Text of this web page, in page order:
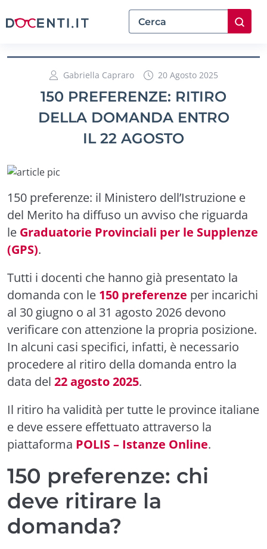
Gabriella Capraro 20 Agosto 2025
150 PREFERENZE: RITIRO
DELLA DOMANDA ENTRO
IL 22 AGOSTO
150 preferenze: il Ministero dell’Istruzione e
del Merito ha diffuso un avviso che riguarda
le Graduatorie Provinciali per le Supplenze
(GPS).
Tutti i docenti che hanno già presentato la
domanda con le 150 preferenze per incarichi
al 30 giugno o al 31 agosto 2026 devono
verificare con attenzione la propria posizione.
In alcuni casi specifici, infatti, è necessario
procedere al ritiro della domanda entro la
data del 22 agosto 2025.
Il ritiro ha validità per tutte le province italiane
e deve essere effettuato attraverso la
piattaforma POLIS – Istanze Online.
150 preferenze: chi
deve ritirare la
domanda?